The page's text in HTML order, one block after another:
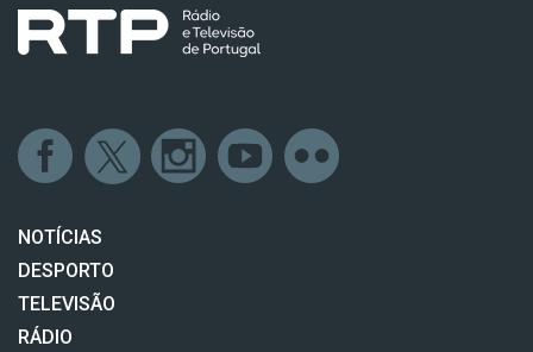
NOTÍCIAS
DESPORTO
TELEVISÃO
RÁDIO